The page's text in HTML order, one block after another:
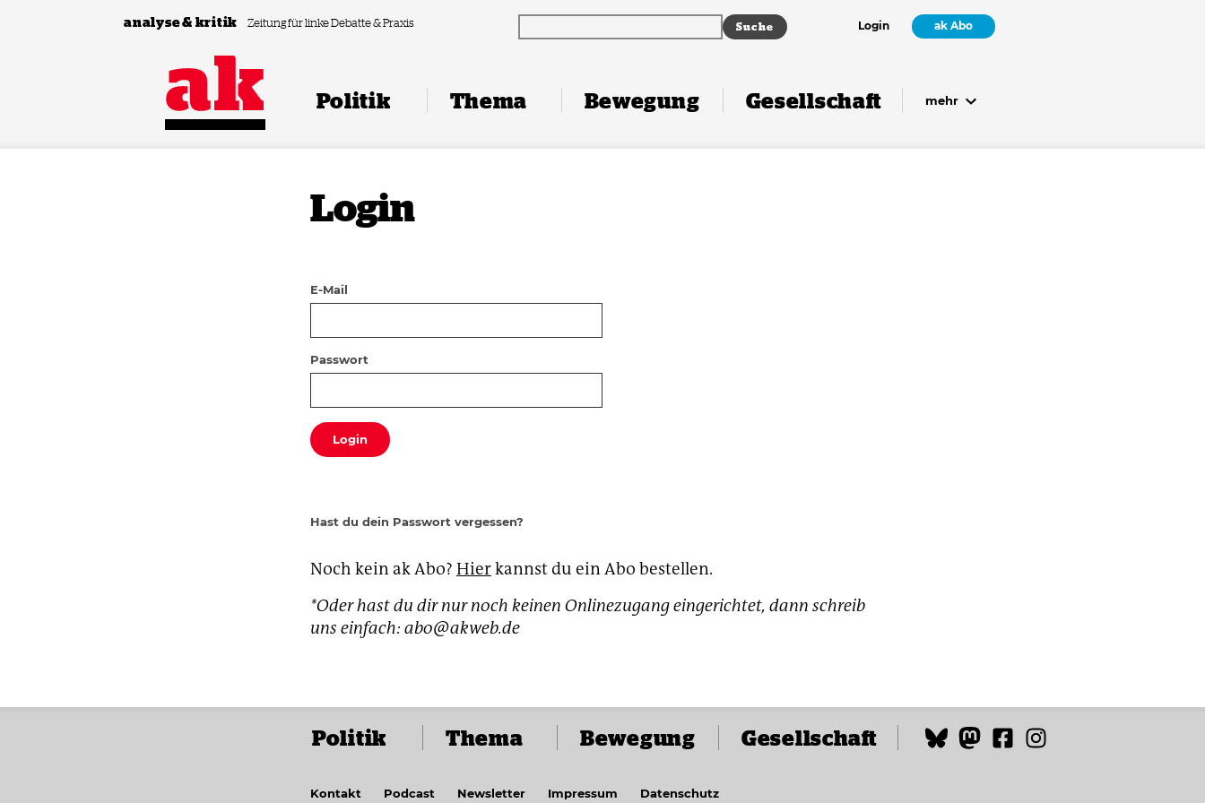
Zum Inhalt springen
analyse & kritik Zeitung für linke Debatte & Praxis Login ak Abo
Politik Thema Bewegung Gesellschaft mehr
Login
E-Mail
Passwort
Login
Hast du dein Passwort vergessen?
Noch kein ak Abo? Hierkannst du ein Abo bestellen.
*Oder hast du dir nur noch keinen Onlinezugang eingerichtet, dann schreib
uns einfach: abo@akweb.de
Politik Thema Bewegung Gesellschaft
Kontakt Podcast Newsletter Impressum Datenschutz